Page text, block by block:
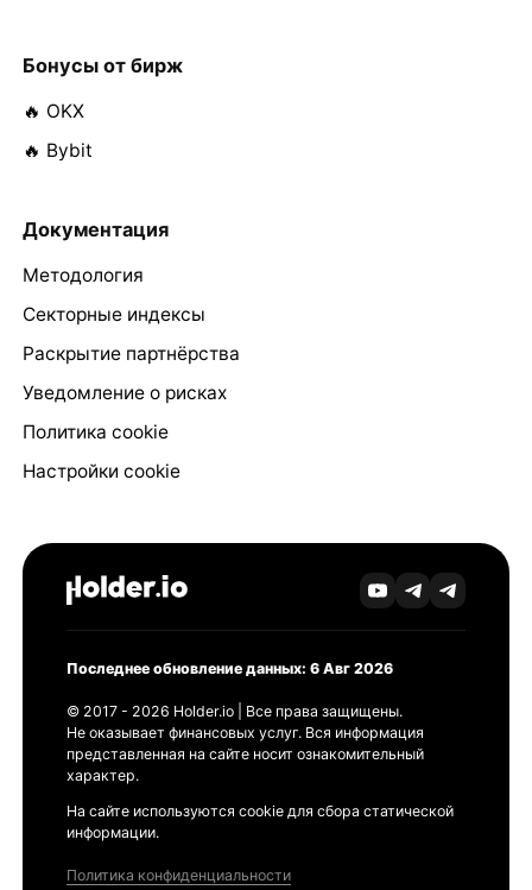
Бонусы от бирж
🔥 OKX
🔥 Bybit
Документация
Методология
Секторные индексы
Раскрытие партнёрства
Уведомление о рисках
Политика cookie
Настройки cookie
Последнее обновление данных: 6 Авг 2026
© 2017 - 2026 Holder.io | Все права защищены.
Не оказывает финансовых услуг. Вся информация
представленная на сайте носит ознакомительный
характер.
На сайте используются cookie для сбора статической
информации.
Политика конфиденциальности